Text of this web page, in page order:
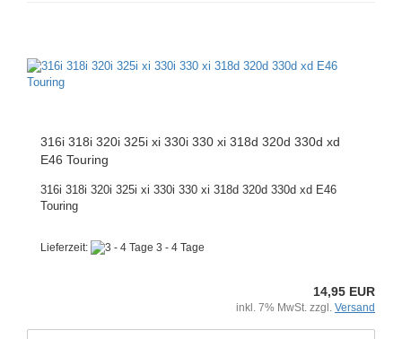
316i 318i 320i 325i xi 330i 330 xi 318d 320d 330d xd
E46 Touring
316i 318i 320i 325i xi 330i 330 xi 318d 320d 330d xd E46
Touring
Lieferzeit: 3 - 4 Tage
14,95 EUR
inkl. 7% MwSt. zzgl. Versand